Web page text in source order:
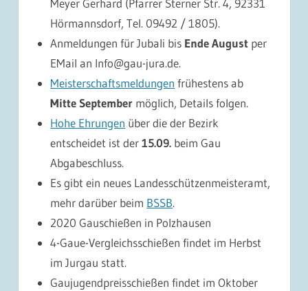
Meyer Gerhard (Pfarrer Sterner Str. 4, 92331
Hörmannsdorf, Tel. 09492 / 1805).
Anmeldungen für Jubali bis Ende August per
EMail an Info@gau-jura.de.
Meisterschaftsmeldungen frühestens ab
Mitte September möglich, Details folgen.
Hohe Ehrungen über die der Bezirk
entscheidet ist der15.09. beim Gau
Abgabeschluss.
Es gibt ein neues Landesschützenmeisteramt,
mehr darüber beim BSSB.
2020 Gauschießen in Polzhausen
4-Gaue-Vergleichsschießen findet im Herbst
im Jurgau statt.
Gaujugendpreisschießen findet im Oktober